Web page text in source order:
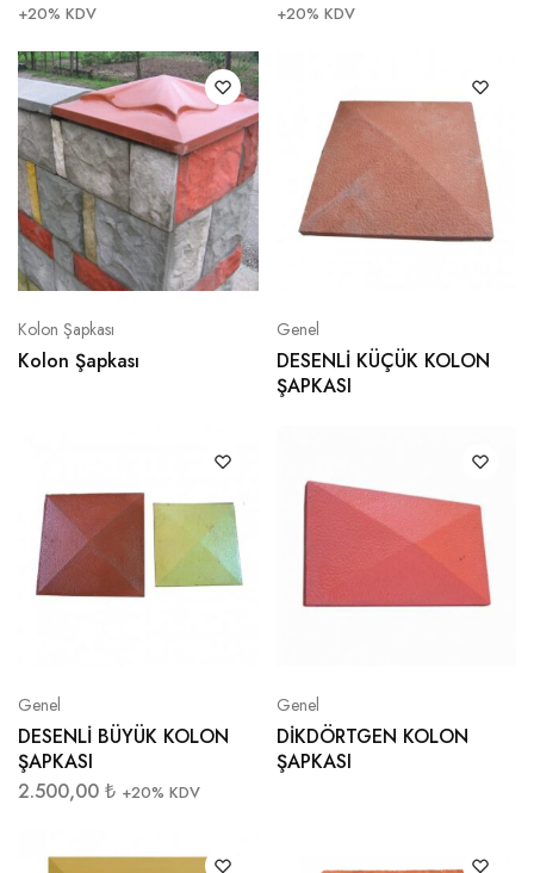
+20% KDV +20% KDV
Kolon Şapkası
Kolon Şapkası
Genel
DESENLİ KÜÇÜK KOLON
ŞAPKASI
Genel
DESENLİ BÜYÜK KOLON
ŞAPKASI
2.500,00 ₺ +20% KDV
Genel
DİKDÖRTGEN KOLON
ŞAPKASI